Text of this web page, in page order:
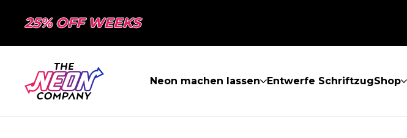
25% OFF WEEKS
Neon machen lassen Entwerfe SchriftzugShop